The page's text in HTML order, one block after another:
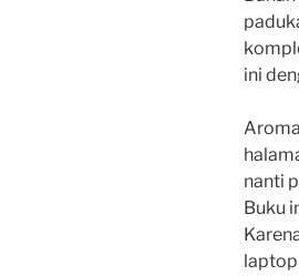
ini
nanti
Buku